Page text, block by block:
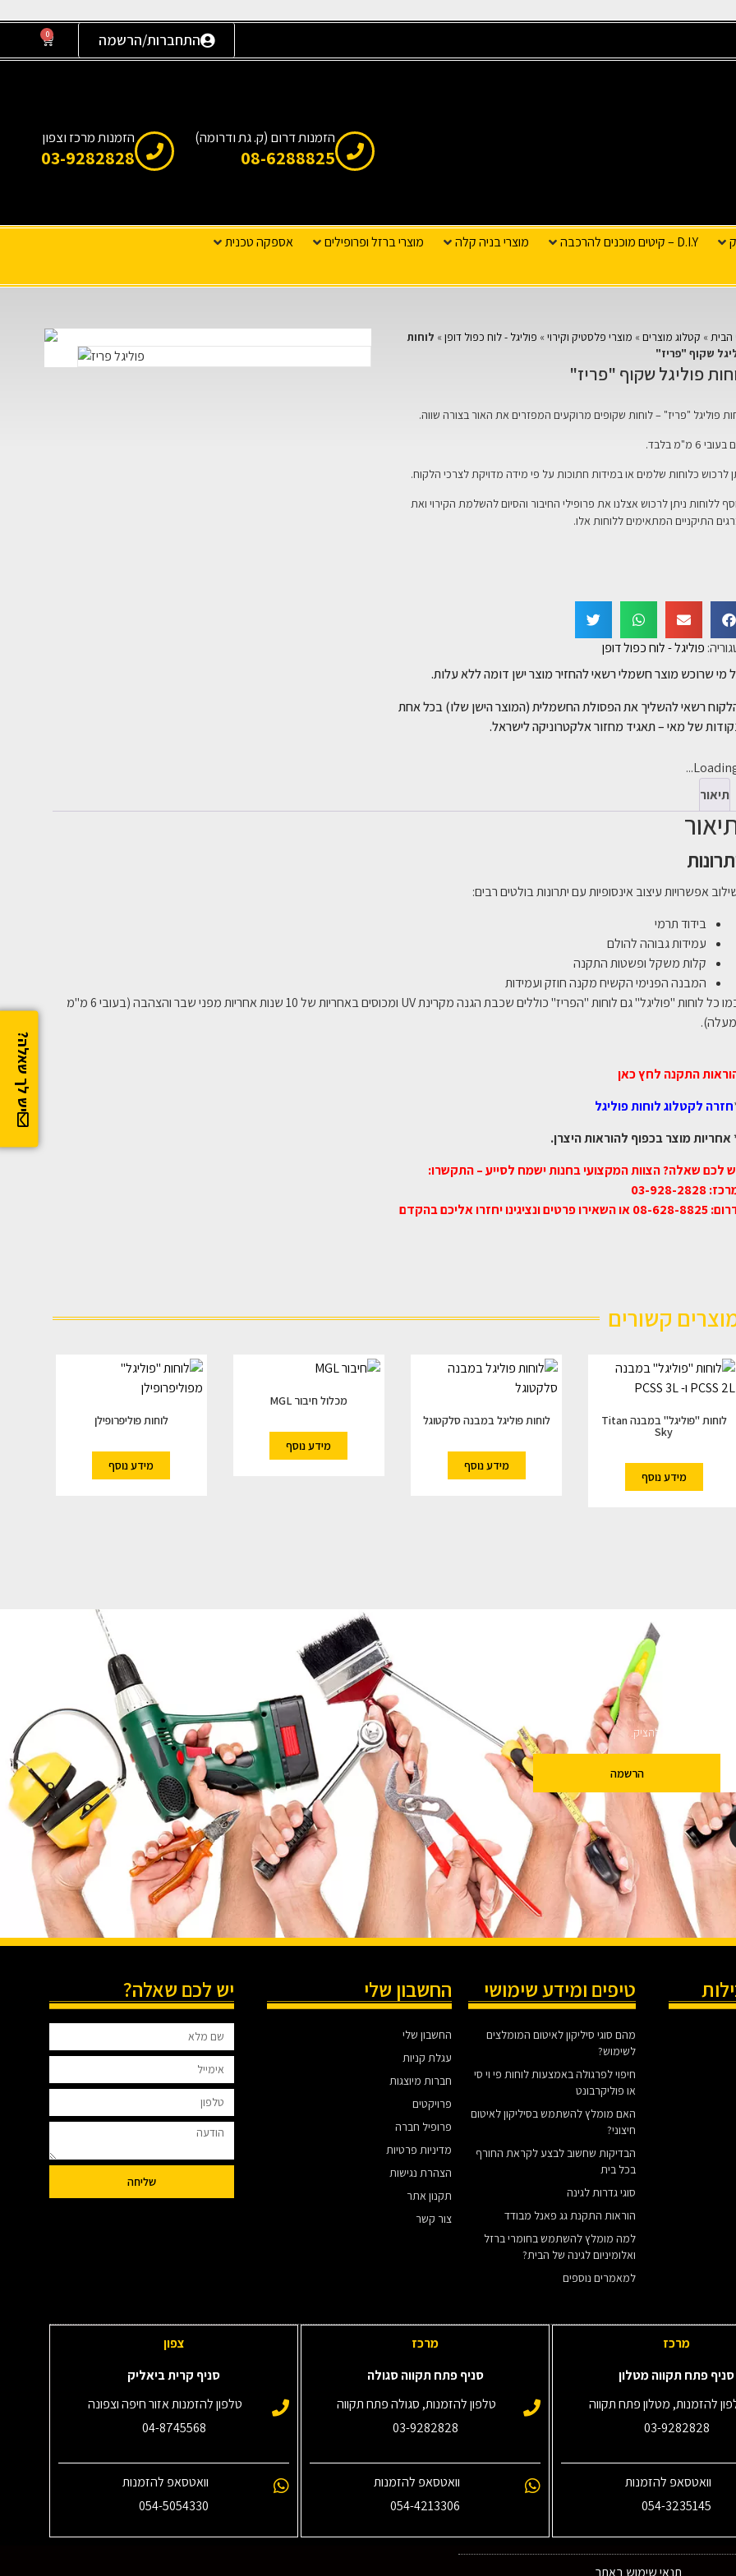
התחברות/הרשמה 0
יש לך שאלה?
הזמנות דרום (ק. גת ודרומה)
08-6288825
הזמנות מרכז וצפון
03-9282828
D.I.Y – קיטים מוכנים להרכבה מוצרי בניה קלה מוצרי ברזל ופרופילים
אספקה טכנית
הבית» קטלוג מוצרים» מוצרי פלסטיק וקירוי» פוליגל - לוח כפול דופן» לוחות
שקוף "פריז"
פוליגל שקוף "פריז"
פוליגל "פריז" – לוחות שקופים מרוקעים המפזרים את האור בצורה שווה.
6 מ"מ בלבד.
לרכוש כלוחות שלמים או במידות חתוכות על פי מידה מדויקת לצרכי הלקוח.
ללוחות ניתן לרכוש אצלנו את פרופילי החיבור והסיום להשלמת הקירוי ואת
התיקניים המתאימים ללוחות אלו.
פוליגל - לוח כפול דופן
מי שרוכש מוצר חשמלי רשאי להחזיר מוצר ישן דומה ללא עלות.
רשאי להשליך את הפסולת החשמלית (המוצר הישן שלו) בכל אחת
של מאי – תאגיד מחזור אלקטרוניקה לישראל.
תיאור
אפשרויות עיצוב אינסופיות עם יתרונות בולטים רבים:
בידוד תרמי
עמידות גבוהה להולם
קלות משקל ופשטות התקנה
המבנה הפנימי הקשיח מקנה חוזק ועמידות
כמו כל לוחות "פוליגל" גם לוחות "הפריז" כוללים שכבת הגנה מקרינת UV ומכוסים באחריות של 10 שנות אחריות מפני שבר והצהבה (בעובי 6 מ"מ
התקנה לחץ כאן
חזרה לקטלוג לוחות פוליגל
אחריות מוצר בכפוף להוראות היצרן.
לכם שאלה? הצוות המקצועי בחנות ישמח לסייע – התקשרו:
03-928-2828
8825 או השאירו פרטים ונציגינו יחזרו אליכם בהקדם
קשורים
לוחות "פוליגל" במבנה Titan
Sky
מידע נוסף
לוחות פוליגל במבנה סלקטוגל
מידע נוסף
מכלול חיבור MGL
מידע נוסף
לוחות פוליפרופילן
מידע נוסף
מבטיחים לא להציק.
הרשמה
טיפים ומידע שימושי
מהם סוגי סיליקון לאיטום המומלצים
לשימוש?
חיפוי לפרגולה באמצעות לוחות פי וי סי
או פוליקרבונט
האם מומלץ להשתמש בסיליקון לאיטום
חיצוני?
הבדיקות שחשוב לבצע לקראת החורף
בכל בית
סוגי גדרות לגינה
הוראות התקנת גג פאנל מבודד
למה מומלץ להשתמש בחומרי ברזל
ואלומיניום לגינה של הבית?
למאמרים נוספים
החשבון שלי
החשבון שלי
עגלת קניות
חברות מיוצגות
פרויקטים
פרופיל חברה
מדיניות פרטיות
הצהרת נגישות
תקנון אתר
צור קשר
יש לכם שאלה?
שליחה
מרכז
סניף פתח תקווה מטלון
להזמנות, מטלון פתח תקווה
03-9282828
וואטסאפ להזמנות
054-3235145‎
מרכז
סניף פתח תקווה סגולה
טלפון להזמנות, סגולה פתח תקווה
03-9282828
וואטסאפ להזמנות
054-4213306
צפון
סניף קרית ביאליק
טלפון להזמנות אזור חיפה וצפונה
04-8745568
וואטסאפ להזמנות
054-5054330
תנאי שימוש באתר